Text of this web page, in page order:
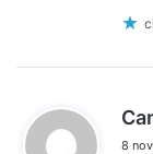
8